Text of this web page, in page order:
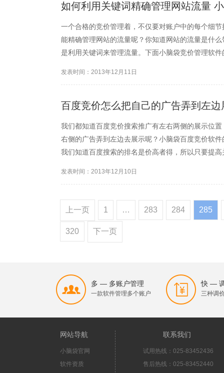
如何利用关键词精确管理网站流量
一个合格的竞价管理着，不仅要对账户中的每个细
能精确管理网站的流量呢？你知道网站的流量是什
是利用关键词来管理流量。下面小脑袋竞价管理软
发表时间：2013年12月11日
百度竞价怎么把自己的广告弄到左边
我们都知道百度竞价搜索推广有左右两侧的展示位
右侧的广告弄到左边去展示呢？小脑袋百度竞价软
我们知道百度搜索的排名是价高者得，所以只要提
发表时间：2013年12月10日
上一页 1 … 283 284 285
320 下一页
多 — 多账户管理
一款软件管理多个账户
快 —
三种调
网站导航
小脑袋官网
软件资质
联系我们
试用热线：025-83452436
售后热线：025-83452440